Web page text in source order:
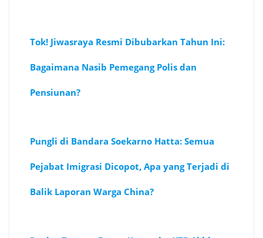
Tok! Jiwasraya Resmi Dibubarkan Tahun Ini:
Bagaimana Nasib Pemegang Polis dan
Pensiunan?
Pungli di Bandara Soekarno Hatta: Semua
Pejabat Imigrasi Dicopot, Apa yang Terjadi di
Balik Laporan Warga China?